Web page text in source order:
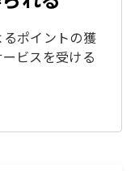
ポイントの獲
ビスを受ける